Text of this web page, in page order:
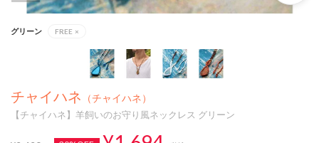
グリーン FREE ×
チャイハネ （チャイハネ）
【チャイハネ】羊飼いのお守り風ネックレス グリーン